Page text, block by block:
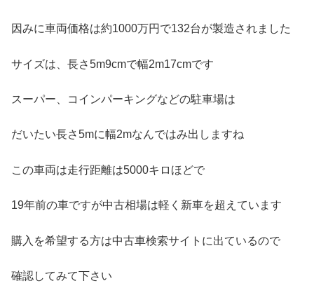
因みに車両価格は約1000万円で132台が製造されました
サイズは、長さ5m9cmで幅2m17cmです
スーパー、コインパーキングなどの駐車場は
だいたい長さ5mに幅2mなんではみ出しますね
この車両は走行距離は5000キロほどで
19年前の車ですが中古相場は軽く新車を超えています
購入を希望する方は中古車検索サイトに出ているので
確認してみて下さい